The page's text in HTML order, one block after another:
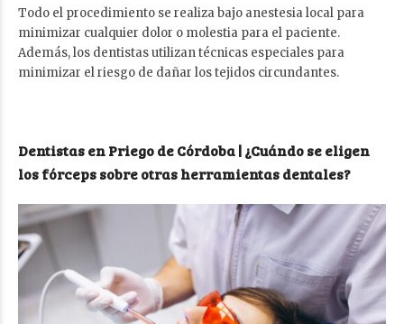
Todo el procedimiento se realiza bajo anestesia local para
minimizar cualquier dolor o molestia para el paciente.
Además, los dentistas utilizan técnicas especiales para
minimizar el riesgo de dañar los tejidos circundantes.
Dentistas en Priego de Córdoba | ¿Cuándo se eligen
los fórceps sobre otras herramientas dentales?